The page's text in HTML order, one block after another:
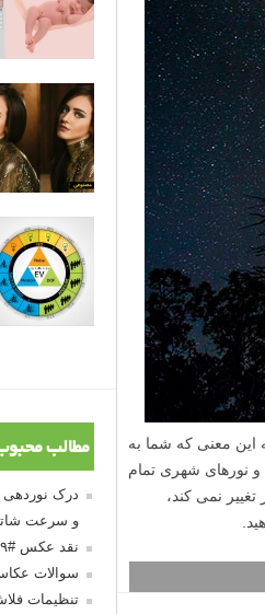
این معنی که شما به
نورهای شهری تمام
نمی کند،
مطالب
و سرعت
نقد عکس #۹۹
سوالات
تنظیمات